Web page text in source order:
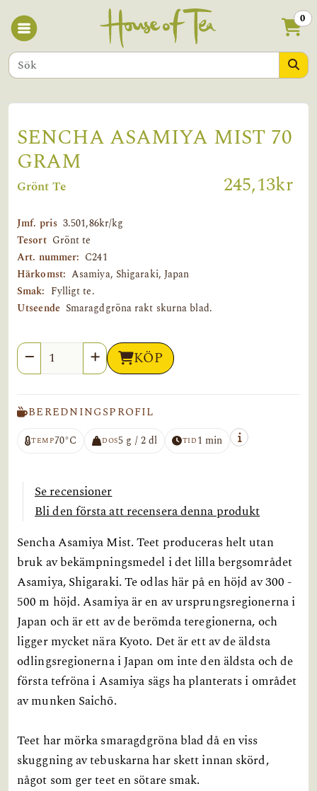
0
SENCHA ASAMIYA MIST 70
GRAM
Grönt Te 245,13kr
Jmf. pris 3.501,86kr/kg
Tesort Grönt te
Art. nummer: C241
Härkomst: Asamiya, Shigaraki, Japan
Smak: Fylligt te.
Utseende Smaragdgröna rakt skurna blad.
Antal KÖP
BEREDNINGSPROFIL
TEMP70°C DOS5 g / 2 dl TID1 min
Se recensioner
Bli den första att recensera denna produkt
Sencha Asamiya Mist. Teet produceras helt utan
bruk av bekämpningsmedel i det lilla bergsområdet
Asamiya, Shigaraki. Te odlas här på en höjd av 300 -
500 m höjd. Asamiya är en av ursprungsregionerna i
Japan och är ett av de berömda teregionerna, och
ligger mycket nära Kyoto. Det är ett av de äldsta
odlingsregionerna i Japan om inte den äldsta och de
första tefröna i Asamiya sägs ha planterats i området
av munken Saichō.
Teet har mörka smaragdgröna blad då en viss
skuggning av tebuskarna har skett innan skörd,
något som ger teet en sötare smak.